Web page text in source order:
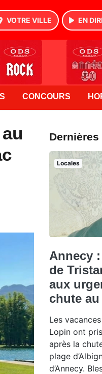
VOTRE VILLE EN
CONCOURS
Locales
Annecy
de
aux
chute
Les
Lopin ont
après la
plage
d’Annecy.